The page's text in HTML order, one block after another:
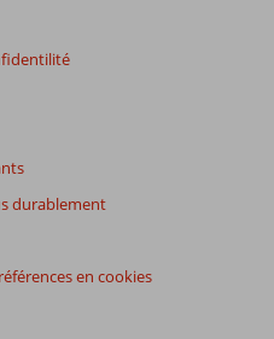
durablement
en cookies